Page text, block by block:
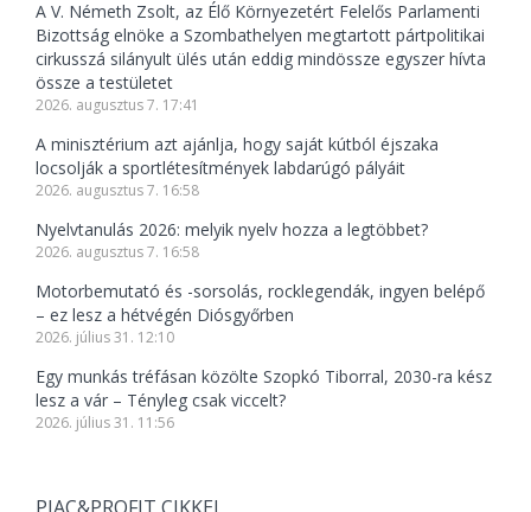
A V. Németh Zsolt, az Élő Környezetért Felelős Parlamenti
Bizottság elnöke a Szombathelyen megtartott pártpolitikai
cirkusszá silányult ülés után eddig mindössze egyszer hívta
össze a testületet
2026. augusztus 7. 17:41
A minisztérium azt ajánlja, hogy saját kútból éjszaka
locsolják a sportlétesítmények labdarúgó pályáit
2026. augusztus 7. 16:58
Nyelvtanulás 2026: melyik nyelv hozza a legtöbbet?
2026. augusztus 7. 16:58
Motorbemutató és -sorsolás, rocklegendák, ingyen belépő
– ez lesz a hétvégén Diósgyőrben
2026. július 31. 12:10
Egy munkás tréfásan közölte Szopkó Tiborral, 2030-ra kész
lesz a vár – Tényleg csak viccelt?
2026. július 31. 11:56